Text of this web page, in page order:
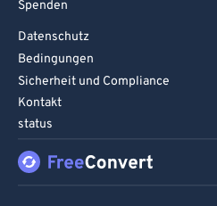
Spenden
Datenschutz
Bedingungen
Sicherheit und Compliance
Kontakt
status